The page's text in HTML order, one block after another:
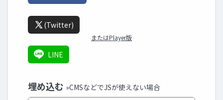
(Twitter)
またはPlayer版
LINE
埋め込む »CMSなどでJSが使えない場合